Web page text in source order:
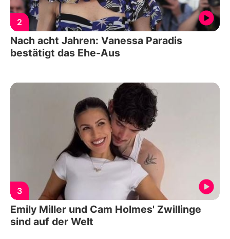
2
Nach acht Jahren: Vanessa Paradis
bestätigt das Ehe-Aus
3
Emily Miller und Cam Holmes' Zwillinge
sind auf der Welt